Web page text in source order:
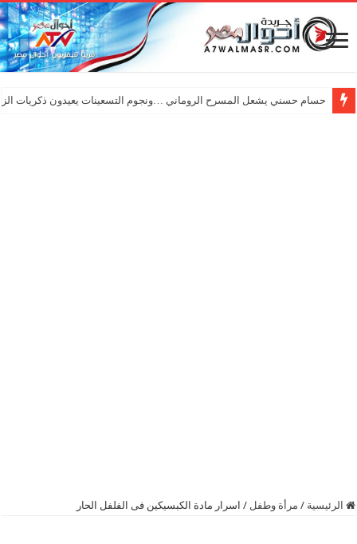
حسام حسني يشعل المسرح الروماني …ونجوم التسعينات يعيدون ذكريات
الرئيسية / مرأة وطفل / اسرار مادة الكبسيكين فى الفلفل الحار